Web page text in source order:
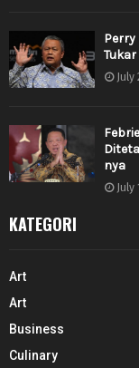
Perry
July
nya
KATEGORI
Art
Art
Business
Culinary